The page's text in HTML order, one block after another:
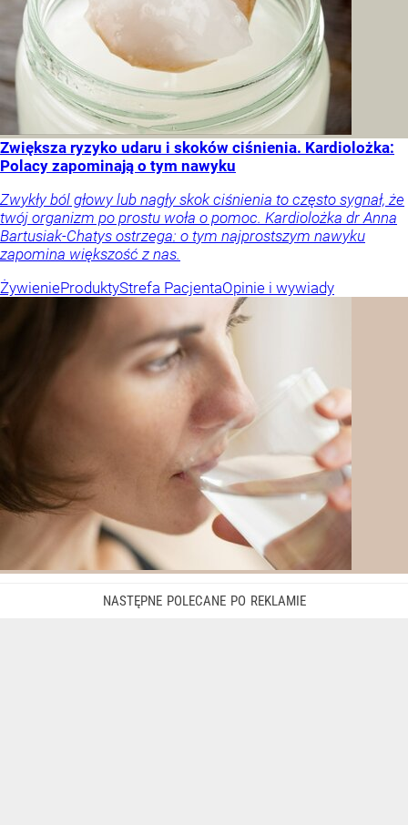
Zwiększa ryzyko udaru i skoków ciśnienia. Kardiolożka:
Polacy zapominają o tym nawyku
Zwykły ból głowy lub nagły skok ciśnienia to często sygnał, że
twój organizm po prostu woła o pomoc. Kardiolożka dr Anna
Bartusiak-Chatys ostrzega: o tym najprostszym nawyku
zapomina większość z nas.
ŻywienieProduktyStrefa PacjentaOpinie i wywiady